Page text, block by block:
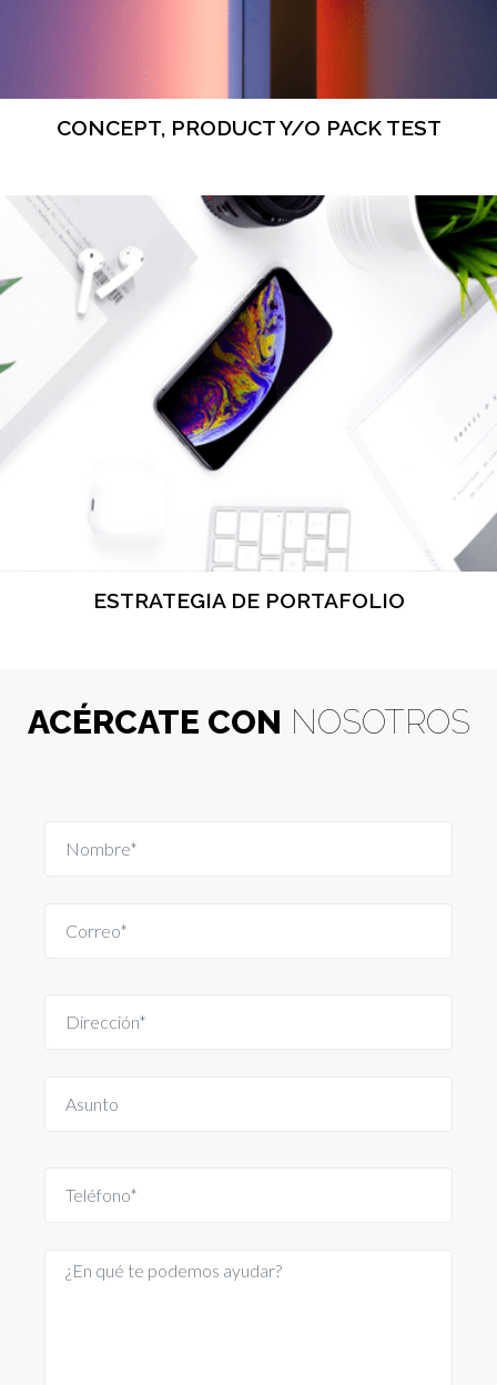
CONCEPT, PRODUCT Y/O PACK TEST
ESTRATEGIA DE PORTAFOLIO
ACÉRCATE CON NOSOTROS